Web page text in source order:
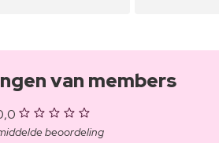
van members
beoordeling